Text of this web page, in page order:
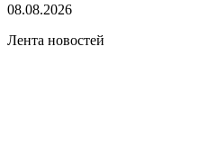
08.08.2026
Лента новостей